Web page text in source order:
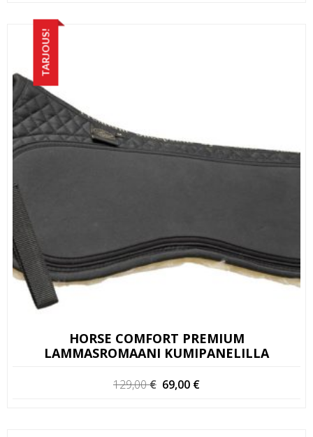
TARJOUS!
HORSE COMFORT PREMIUM
LAMMASROMAANI KUMIPANELILLA
129,00€ Alkuperäinen
69,00 €